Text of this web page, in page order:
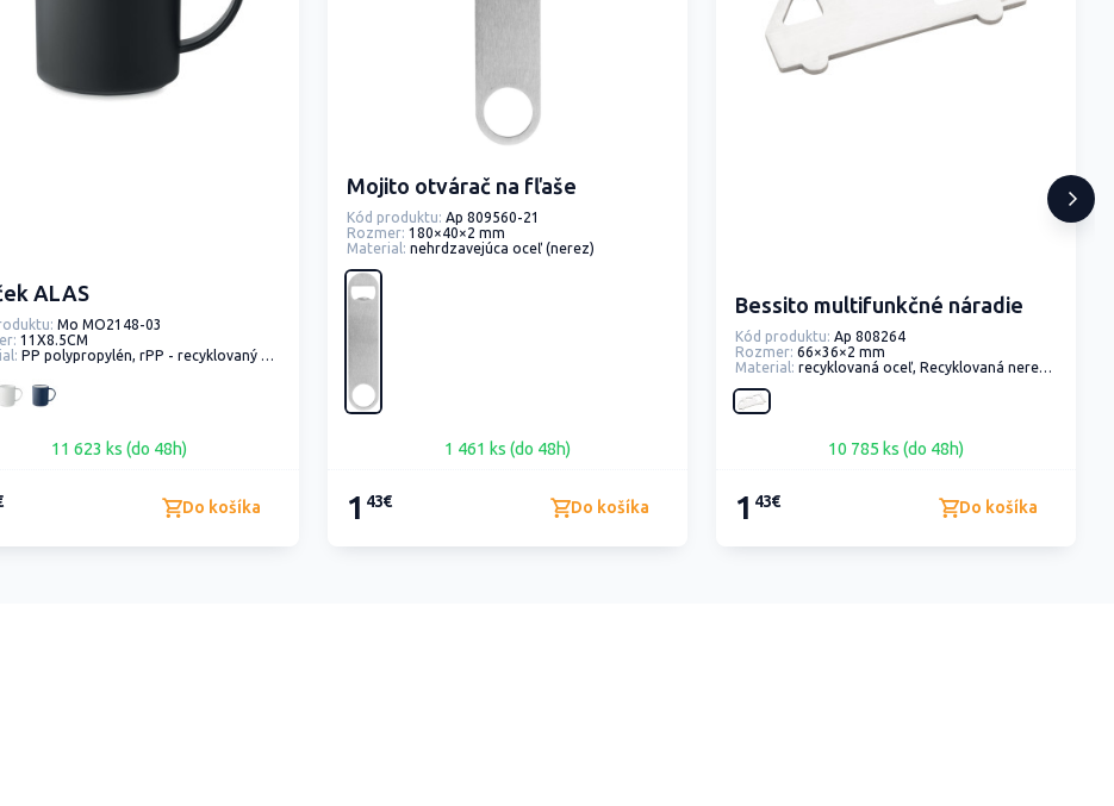
ALAS
Mo MO2148-03
11X8.5CM
PP polypropylén, rPP - recyklovaný polypropylén
11 623 ks (do 48h)
Do košíka
Mojito otvárač na fľaše
Kód produktu: Ap 809560-21
Rozmer: 180×40×2 mm
Material: nehrdzavejúca oceľ (nerez)
1 461 ks (do 48h)
1 43€ Do košíka
Bessito multifunkčné náradie
Kód produktu: Ap 808264
Rozmer: 66×36×2 mm
Material: recyklovaná oceľ, Recyklovaná nerezová ocel
10 785 ks (do 48h)
1 43€ Do košíka